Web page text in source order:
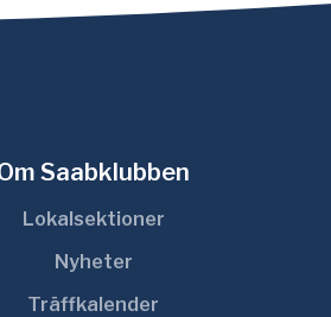
Saabklubben
Lokalsektioner
Nyheter
Träffkalender